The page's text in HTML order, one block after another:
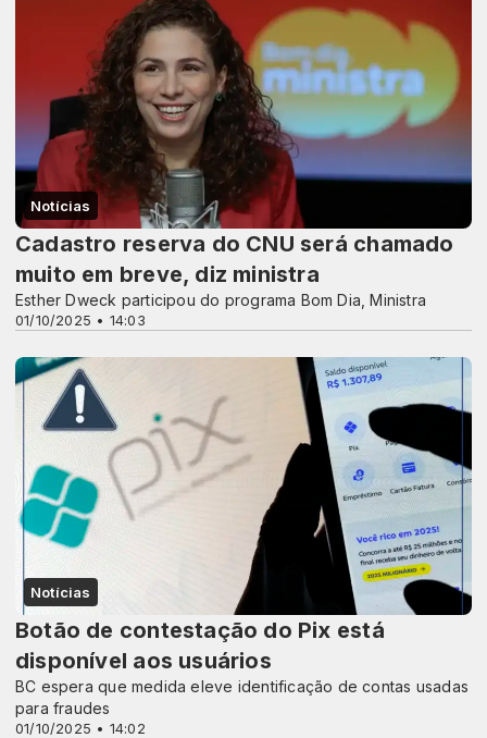
Notícias
01/10/2025 • 14:03
Cadastro reserva do CNU será chamado
muito em breve, diz ministra
Esther Dweck participou do programa Bom Dia, Ministra
Notícias
01/10/2025 • 14:02
Botão de contestação do Pix está
disponível aos usuários
BC espera que medida eleve identificação de contas usadas
para fraudes